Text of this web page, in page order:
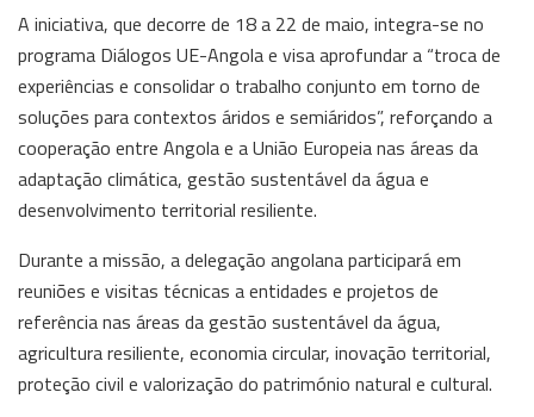
A iniciativa, que decorre de 18 a 22 de maio, integra-se no
programa Diálogos UE-Angola e visa aprofundar a “troca de
experiências e consolidar o trabalho conjunto em torno de
soluções para contextos áridos e semiáridos”, reforçando a
cooperação entre Angola e a União Europeia nas áreas da
adaptação climática, gestão sustentável da água e
desenvolvimento territorial resiliente.
Durante a missão, a delegação angolana participará em
reuniões e visitas técnicas a entidades e projetos de
referência nas áreas da gestão sustentável da água,
agricultura resiliente, economia circular, inovação territorial,
proteção civil e valorização do património natural e cultural.